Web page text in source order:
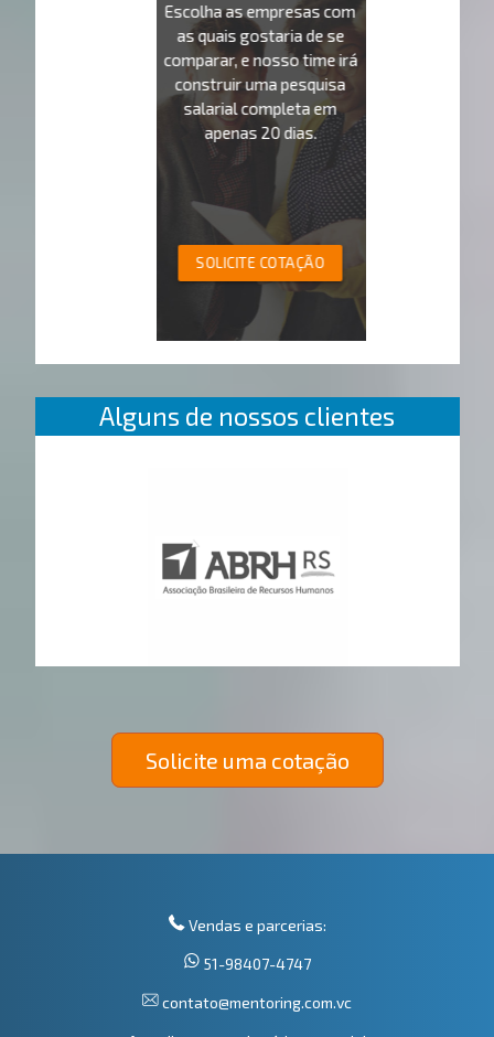
Escolha as empresas com
as quais gostaria de se
comparar, e nosso time irá
construir uma pesquisa
salarial completa em
apenas 20 dias.
SOLICITE COTAÇÃO
Alguns de nossos clientes
Solicite uma cotação
Vendas e parcerias:
51-98407-4747
contato@mentoring.com.vc